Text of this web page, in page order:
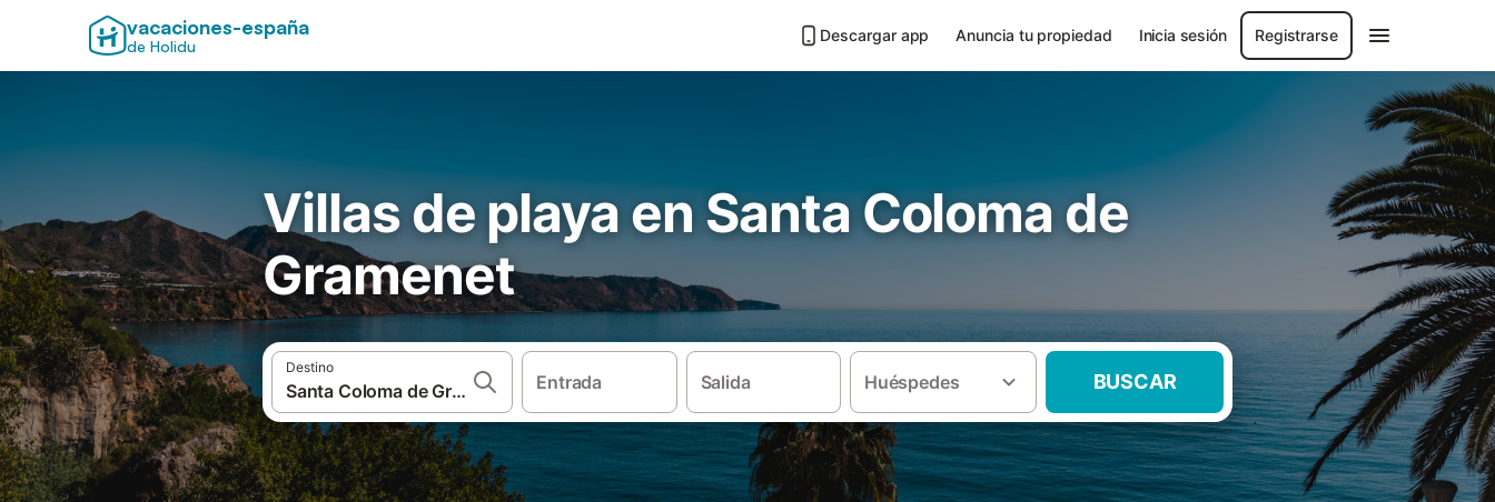
vacaciones-españa
de Holidu
Descargar app Anuncia tu propiedad Inicia sesión Registrarse
Villas de playa en Santa Coloma de
Gramenet
Destino
Entrada Salida Huéspedes BUSCAR